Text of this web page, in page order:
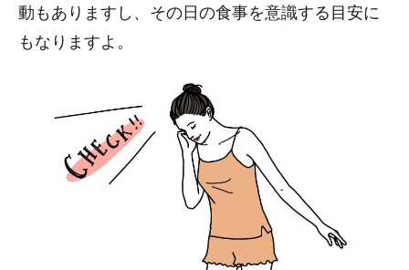
動もありますし、その日の食事を意識する目安に
もなりますよ。